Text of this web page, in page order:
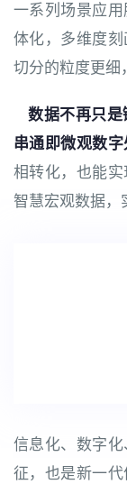
一系列场景应
体化，多维度
切分的粒度更细
数据不再只是
串通即微观数字
相转化，也能
智慧宏观数据，
信息化、数字
征，也是新一